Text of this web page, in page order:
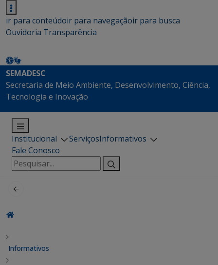
ir para conteúdoir para navegaçãoir para busca
Ouvidoria Transparência
SEMADESC
Secretaria de Meio Ambiente, Desenvolvimento, Ciência,
Tecnologia e Inovação
Institucional ServiçosInformativos
Fale Conosco
Pesquisar
por:
Informativos